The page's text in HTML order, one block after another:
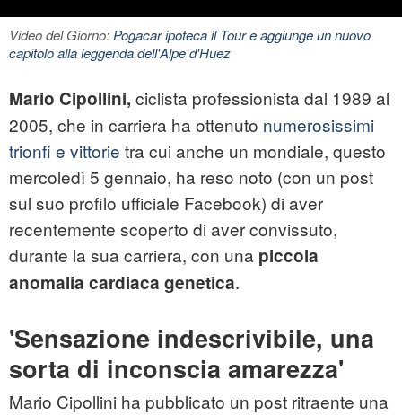
Video del Giorno:Pogacar ipoteca il Tour e aggiunge un nuovo
capitolo alla leggenda dell'Alpe d'Huez
Mario Cipollini, ciclista professionista dal 1989 al
2005, che in carriera ha ottenuto numerosissimi
trionfi e vittorie tra cui anche un mondiale, questo
mercoledì 5 gennaio, ha reso noto (con un post
sul suo profilo ufficiale Facebook) di aver
recentemente scoperto di aver convissuto,
durante la sua carriera, con una piccola
anomalia cardiaca genetica.
'Sensazione indescrivibile, una
sorta di inconscia amarezza'
Mario Cipollini ha pubblicato un post ritraente una